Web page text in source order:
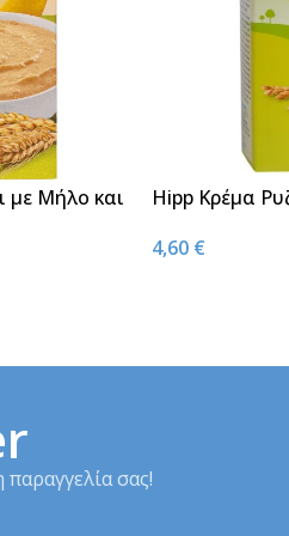
με Μήλο και
Hipp Κρέμα
4,60 €
σας!